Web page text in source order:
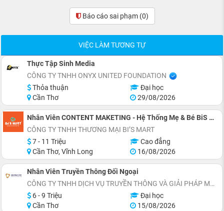
Báo cáo sai phạm (0)
VIỆC LÀM TƯƠNG TỰ
Thực Tập Sinh Media
CÔNG TY TNHH ONYX UNITED FOUNDATION
Thỏa thuận
Đại học
Cần Thơ
29/08/2026
Nhân Viên CONTENT MAKETING - Hệ Thống Mẹ & Bé BiS MART (Full-time)
CÔNG TY TNHH THƯƠNG MẠI BI’S MART
7 - 11 Triệu
Cao đẳng
Cần Thơ, Vĩnh Long
16/08/2026
Nhân Viên Truyền Thông Đối Ngoại
CÔNG TY TNHH DỊCH VỤ TRUYỀN THÔNG VÀ GIẢI PHÁP MARKETING MEKONG PRO
6 - 9 Triệu
Đại học
Cần Thơ
15/08/2026